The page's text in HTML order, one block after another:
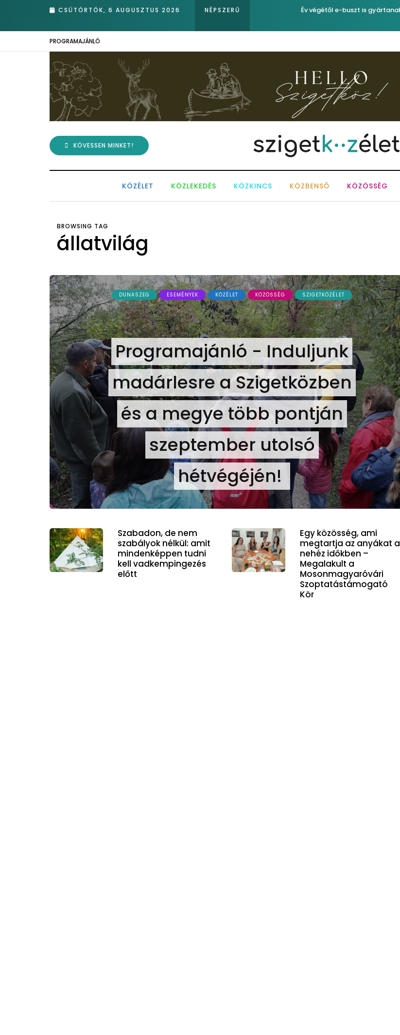
CSÜTÖRTÖK, 6 AUGUSZTUS 2026 NÉPSZERŰ Év végétől e-buszt is gyártanak
PROGRAMAJÁNLÓ
KÖVESSEN MINKET!
KÖZÉLET KÖZLEKEDÉS KÖZKINCS KÖZBENSŐ KÖZÖSSÉG
BROWSING TAG
állatvilág
DUNASZEG ESEMÉNYEK KÖZÉLET KÖZÖSSÉG SZIGETKÖZÉLET
Programajánló - Induljunk
madárlesre a Szigetközben
és a megye több pontján
szeptember utolsó
hétvégéjén!
Szabadon, de nem
szabályok nélkül: amit
mindenképpen tudni
kell vadkempingezés
előtt
Egy közösség, ami
megtartja az anyákat a
nehéz időkben –
Megalakult a
Mosonmagyaróvári
Szoptatástámogató
Kör